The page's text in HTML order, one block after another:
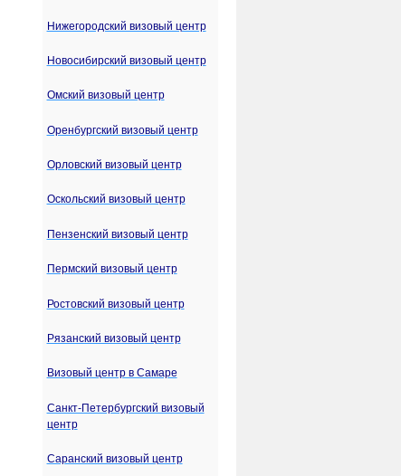
Нижегородский визовый центр
Новосибирский визовый центр
Омский визовый центр
Оренбургский визовый центр
Орловский визовый центр
Оскольский визовый центр
Пензенский визовый центр
Пермский визовый центр
Ростовский визовый центр
Рязанский визовый центр
Визовый центр в Самаре
Санкт-Петербургский визовый
центр
Саранский визовый центр